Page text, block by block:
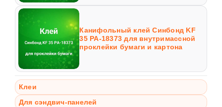
Канифольный клей Синбонд KF
35 PA-18373 для внутримассной
проклейки бумаги и картона
Клеи
Для сэндвич-панелей